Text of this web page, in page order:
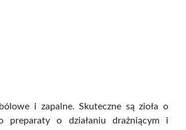
i zapalne. Skuteczne są zioła o
preparaty o działaniu drażniącym i